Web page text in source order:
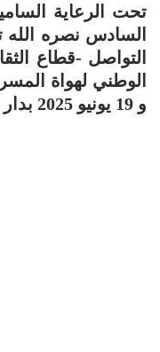
تحت الرعاية
السادس نصره الله
التواصل -قطاع
و 19 يونيو 2025 بدار الثقافة الداوديات مراكش.